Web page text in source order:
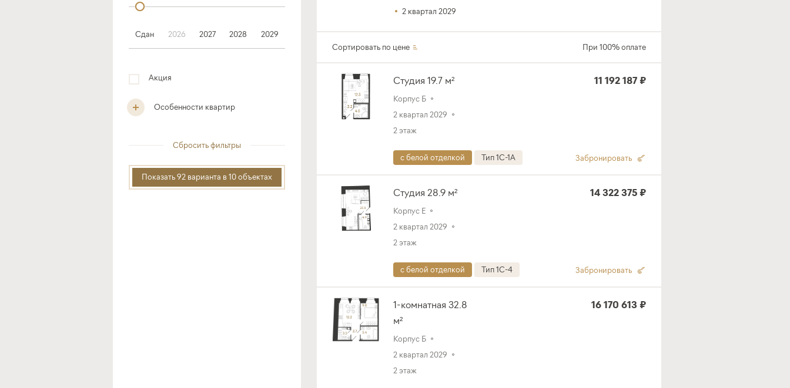
Сдан 2026 2027 2028 2029
Акция
Особенности квартир
Сбросить фильтры
Показать 92 варианта в 10 объектах
2 квартал 2029
Сортировать по цене При 100% оплате
Студия 19.7 м²
Корпус Б
2 квартал 2029
2 этаж
11 192 187 ₽
с белой отделкой Тип 1C-1A Забронировать
Студия 28.9 м²
Корпус Е
2 квартал 2029
2 этаж
14 322 375 ₽
с белой отделкой Тип 1C-4 Забронировать
1-комнатная 32.8
м²
Корпус Б
2 квартал 2029
2 этаж
16 170 613 ₽